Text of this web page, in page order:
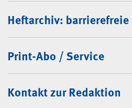
Heftarchiv: barrierefreie
Print-Abo / Service
Kontakt zur Redaktion